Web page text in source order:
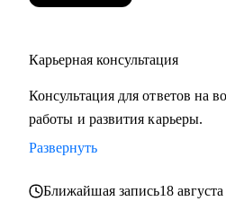
• Административный персонал
• Страхование
• Продажи / Услуги
• Информационные технологии
Мой подход в работе – не делаю
Карьерная консультация
Консультация для ответов на
работы и развития карьеры.
Развернуть
Ближайшая запись18